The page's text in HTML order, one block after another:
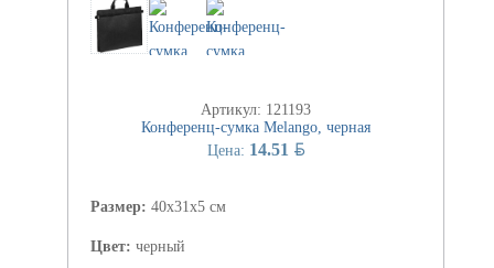
Артикул: 121193
Конференц-сумка Melango, черная
Цена: 14.51 BYN
Размер: 40x31x5 см
Цвет: черный